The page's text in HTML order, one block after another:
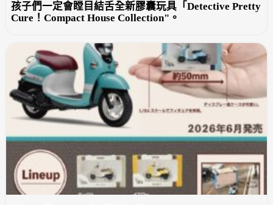
孩子們一定會瞠目結舌全新膠囊玩具「Detective Pretty
Cure！Compact House Collection"。